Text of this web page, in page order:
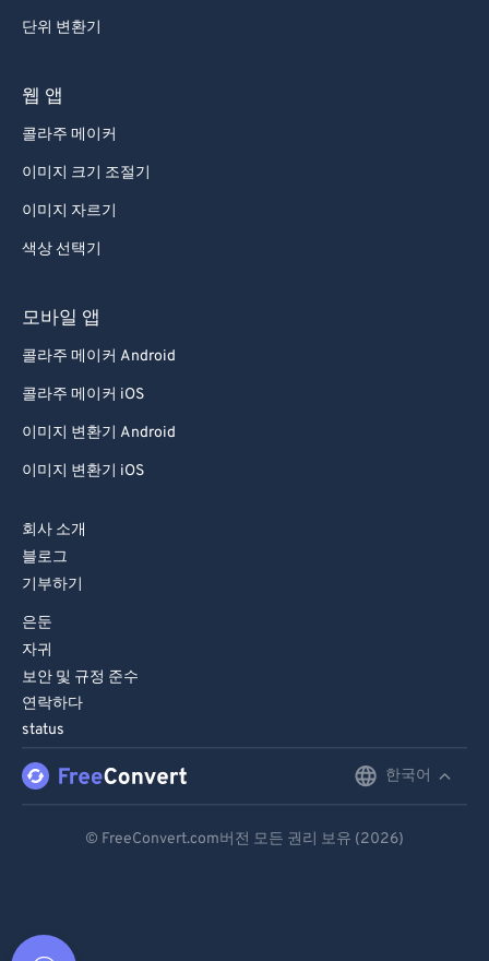
단위 변환기
웹 앱
콜라주 메이커
이미지 크기 조절기
이미지 자르기
색상 선택기
모바일 앱
콜라주 메이커 Android
콜라주 메이커 iOS
이미지 변환기 Android
이미지 변환기 iOS
회사 소개
블로그
기부하기
은둔
자귀
보안 및 규정 준수
연락하다
status
한국어
© FreeConvert.com버전 모든 권리 보유 (2026)